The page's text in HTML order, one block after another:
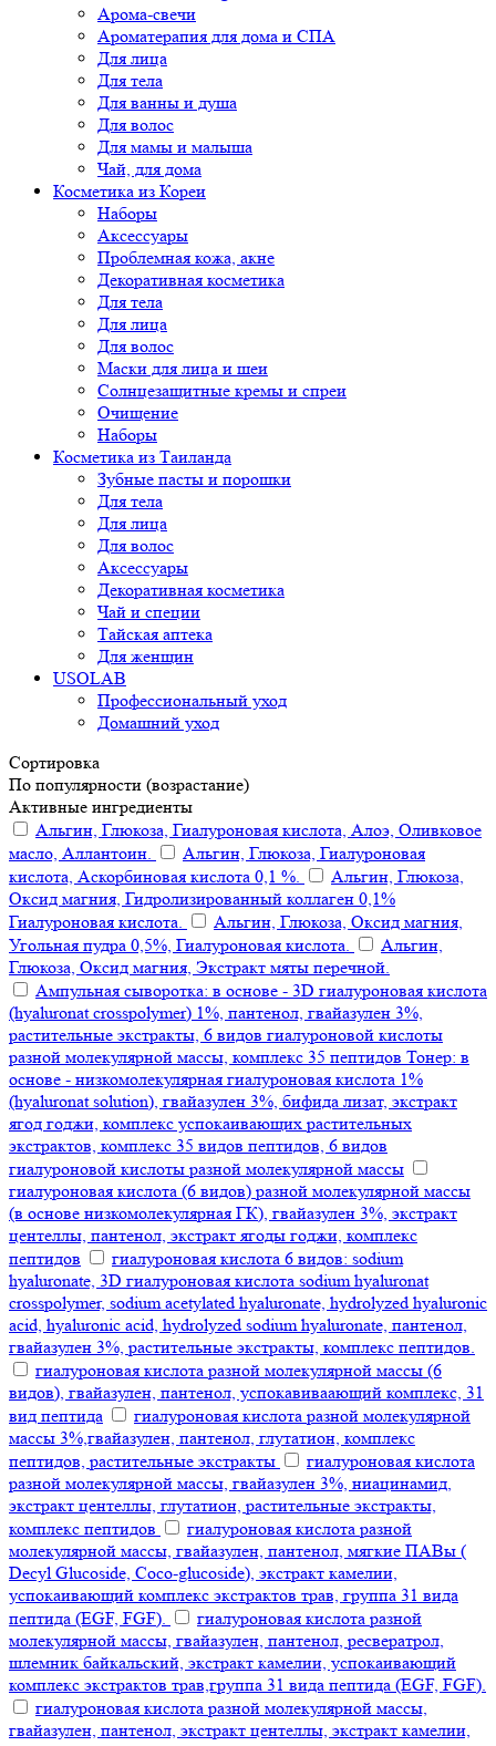
Арома-свечи
Ароматерапия для дома и СПА
Для лица
Для тела
Для ванны и душа
Для волос
Для мамы и малыша
Чай, для дома
Косметика из Кореи
Наборы
Аксессуары
Проблемная кожа, акне
Декоративная косметика
Для тела
Для лица
Для волос
Маски для лица и шеи
Солнцезащитные кремы и спреи
Очищение
Наборы
Косметика из Таиланда
Зубные пасты и порошки
Для тела
Для лица
Для волос
Аксессуары
Декоративная косметика
Чай и специи
Тайская аптека
Для женщин
USOLAB
Профессиональный уход
Домашний уход
Сортировка
По популярности (возрастание)
Активные ингредиенты
Альгин, Глюкоза, Гиалуроновая кислота, Алоэ, Оливковое
масло, Аллантоин.
Альгин, Глюкоза, Гиалуроновая
кислота, Аскорбиновая кислота 0,1 %.
Альгин, Глюкоза,
Оксид магния, Гидролизированный коллаген 0,1%
Гиалуроновая кислота.
Альгин, Глюкоза, Оксид магния,
Угольная пудра 0,5%, Гиалуроновая кислота.
Альгин,
Глюкоза, Оксид магния, Экстракт мяты перечной.
Ампульная сыворотка: в основе - 3D гиалуроновая кислота
(hyaluronat crosspolymer) 1%, пантенол, гвайазулен 3%,
растительные экстракты, 6 видов гиалуроновой кислоты
разной молекулярной массы, комплекс 35 пептидов Тонер: в
основе - низкомолекулярная гиалуроновая кислота 1%
(hyaluronat solution), гвайазулен 3%, бифида лизат, экстракт
ягод годжи, комплекс успокаивающих растительных
экстрактов, комплекс 35 видов пептидов, 6 видов
гиалуроновой кислоты разной молекулярной массы
гиалуроновая кислота (6 видов) разной молекулярной массы
(в основе низкомолекулярная ГК), гвайазулен 3%, экстракт
центеллы, пантенол, экстракт ягоды годжи, комплекс
пептидов
гиалуроновая кислота 6 видов: sodium
hyaluronate, 3D гиалуроновая кислота sodium hyaluronat
crosspolymer, sodium acetylated hyaluronate, hydrolyzed hyaluronic
acid, hyaluronic acid, hydrolyzed sodium hyaluronate, пантенол,
гвайазулен 3%, растительные экстракты, комплекс пептидов.
гиалуроновая кислота разной молекулярной массы (6
видов), гвайазулен, пантенол, успокавиваающий комплекс, 31
вид пептида
гиалуроновая кислота разной молекулярной
массы 3%,гвайазулен, пантенол, глутатион, комплекс
пептидов, растительные экстракты
гиалуроновая кислота
разной молекулярной массы, гвайазулен 3%, ниацинамид,
экстракт центеллы, глутатион, растительные экстракты,
комплекс пептидов
гиалуроновая кислота разной
молекулярной массы, гвайазулен, пантенол, мягкие ПАВы (
Decyl Glucoside, Coco-glucoside), экстракт камелии,
успокаивающий комплекс экстрактов трав, группа 31 вида
пептида (EGF, FGF).
гиалуроновая кислота разной
молекулярной массы, гвайазулен, пантенол, ресвератрол,
шлемник байкальский, экстракт камелии, успокаивающий
комплекс экстрактов трав,группа 31 вида пептида (EGF, FGF).
гиалуроновая кислота разной молекулярной массы,
гвайазулен, пантенол, экстракт центеллы, экстракт камелии,